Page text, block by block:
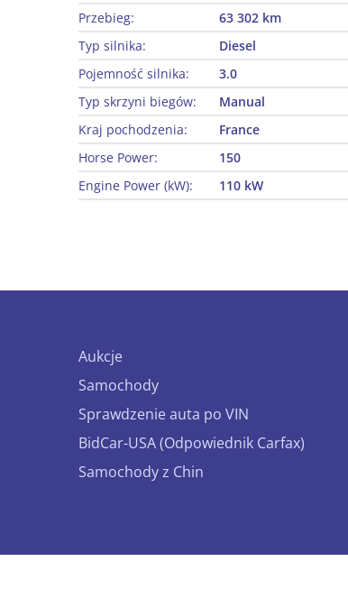
Przebieg:
63 302 km
Typ silnika:
Diesel
Pojemność silnika:
3.0
Typ skrzyni biegów:
Manual
Kraj pochodzenia:
France
Horse Power:
150
Engine Power (kW):
110 kW
Aukcje
Samochody
Sprawdzenie auta po VIN
BidCar-USA (Odpowiednik Carfax)
Samochody z Chin